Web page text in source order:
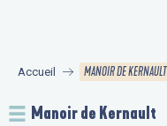
principal
Accueil MANOIR DE KERNAULT
Manoir de Kernault